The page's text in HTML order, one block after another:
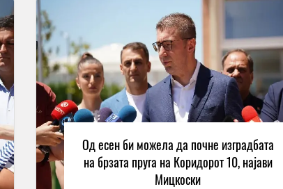
Од есен би можела да почне изградбата
на брзата пруга на Коридорот 10, најави
Мицкоски